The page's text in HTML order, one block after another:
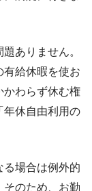
ありません。
有給休暇を使お
かわらず休む権
年休自由利用の
る場合は例外的
そのため、お勤